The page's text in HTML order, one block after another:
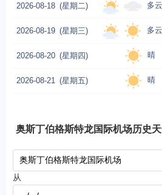
2026-08-18 (星期二) 多
2026-08-19 (星期三) 多
2026-08-20 (星期四) 晴
2026-08-21 (星期五) 晴
奥斯丁伯格斯特龙国际机场历史
从